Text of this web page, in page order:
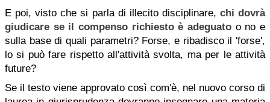
E poi, visto che si parla di illecito disciplinare, chi dovrà
giudicare se il compenso richiesto è adeguato o no e
sulla base di quali parametri? Forse, e ribadisco il 'forse',
lo si può fare rispetto all'attività svolta, ma per le attività
future?
Se il testo viene approvato così com'è, nel nuovo corso di